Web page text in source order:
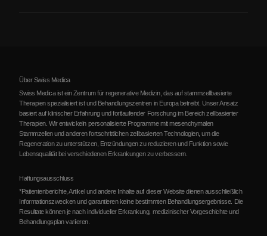
Arthritis
Über Serbien
Blog
Partnerschaft
Kontakte
Über Swiss Medica
Swiss Medica ist ein Zentrum für regenerative Medizin, das auf stammzellbasierte
Therapien spezialisiert ist und Behandlungszentren in Europa betreibt. Unser Ansatz
basiert auf klinischer Erfahrung und fortlaufender Forschung im Bereich zellbasierter
Therapien. Wir entwickeln personalisierte Programme mit mesenchymalen
Stammzellen und anderen fortschrittlichen zellbasierten Technologien, um die
Regeneration zu unterstützen, Entzündungen zu reduzieren und Funktion sowie
Lebensqualität bei verschiedenen Erkrankungen zu verbessern.
Haftungsausschluss
*Patientenberichte, Artikel und andere Inhalte auf dieser Website dienen ausschließlich
Informationszwecken und garantieren keine bestimmten Behandlungsergebnisse. Die
Resultate können je nach individueller Erkrankung, medizinischer Vorgeschichte und
Behandlungsplan variieren.